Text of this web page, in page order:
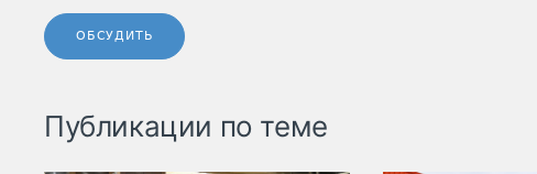
ОБСУДИТЬ
Публикации по теме